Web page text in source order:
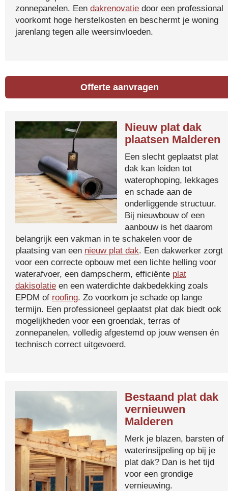
zonnepanelen. Een dakrenovatie door een professional
voorkomt hoge herstelkosten en beschermt je woning
jarenlang tegen alle weersinvloeden.
Offerte aanvragen
Nieuw plat dak
plaatsen Malderen
Een slecht geplaatst plat
dak kan leiden tot
waterophoping, lekkages
en schade aan de
onderliggende structuur.
Bij nieuwbouw of een
aanbouw is het daarom
belangrijk een vakman in te schakelen voor de
plaatsing van een nieuw plat dak. Een dakwerker zorgt
voor een correcte opbouw met een lichte helling voor
waterafvoer, een dampscherm, efficiënte plat
dakisolatie en een waterdichte dakbedekking zoals
EPDM of roofing. Zo voorkom je schade op lange
termijn. Een professioneel geplaatst plat dak biedt ook
mogelijkheden voor een groendak, terras of
zonnepanelen, volledig afgestemd op jouw wensen én
technisch correct uitgevoerd.
Bestaand plat dak
vernieuwen
Malderen
Merk je blazen, barsten of
waterinsijpeling op bij je
plat dak? Dan is het tijd
voor een grondige
vernieuwing.